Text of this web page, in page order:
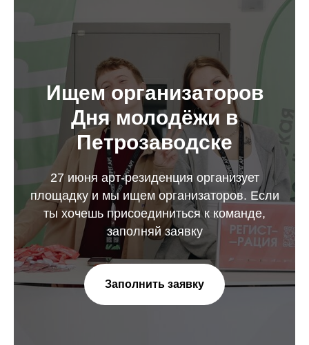
Ищем организаторов
Дня молодёжи в
Петрозаводске
27 июня арт-резиденция организует
площадку и мы ищем организаторов. Если
ты хочешь присоединиться к команде,
заполняй заявку
Заполнить заявку